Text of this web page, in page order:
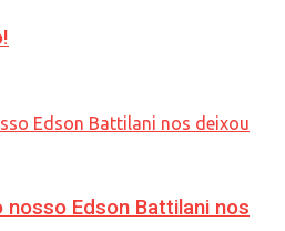
nosso Edson Battilani nos